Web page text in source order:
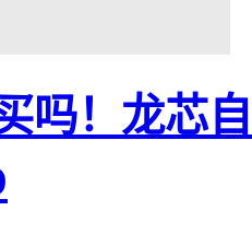
吗！龙芯